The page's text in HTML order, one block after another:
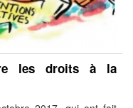
les droits à la